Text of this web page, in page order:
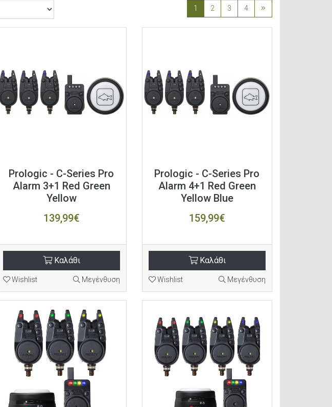
1 2 3 4
Prologic - C-Series Pro
Alarm 3+1 Red Green
Yellow
139,99€
Καλάθι
Wishlist Μεγένθυση
Prologic - C-Series Pro
Alarm 4+1 Red Green
Yellow Blue
159,99€
Καλάθι
Wishlist Μεγένθυση